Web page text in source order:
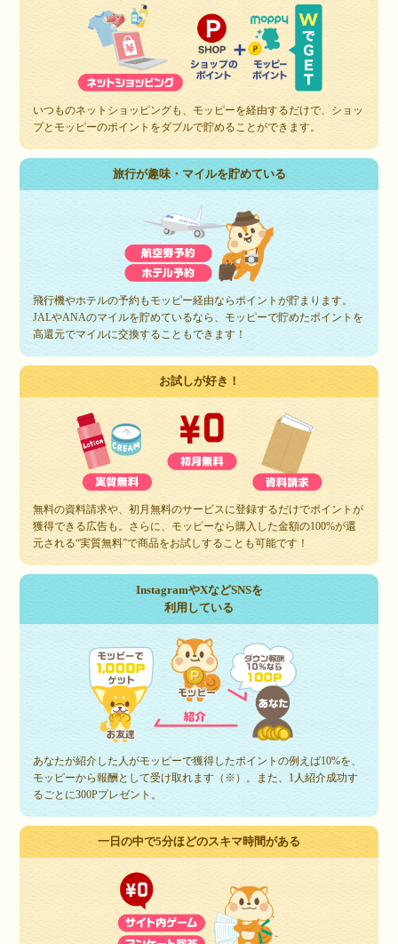
いつものネットショッピングも、モッピーを経由するだけで、ショッ
プとモッピーのポイントをダブルで貯めることができます。
旅行が趣味・マイルを貯めている
飛行機やホテルの予約もモッピー経由ならポイントが貯まります。
JALやANAのマイルを貯めているなら、モッピーで貯めたポイントを
高還元でマイルに交換することもできます！
お試しが好き！
無料の資料請求や、初月無料のサービスに登録するだけでポイントが
獲得できる広告も。さらに、モッピーなら購入した金額の100%が還
元される“実質無料”で商品をお試しすることも可能です！
InstagramやXなどSNSを
利用している
あなたが紹介した人がモッピーで獲得したポイントの例えば10%を、
モッピーから報酬として受け取れます（※）。また、1人紹介成功す
るごとに300Pプレゼント。
一日の中で5分ほどのスキマ時間がある